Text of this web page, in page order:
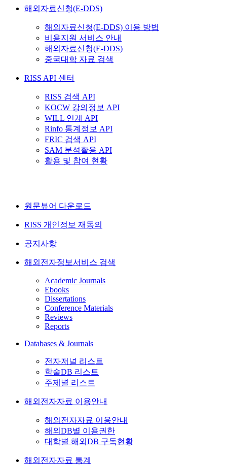
해외자료신청(E-DDS)
해외자료신청(E-DDS) 이용 방법
비용지원 서비스 안내
해외자료신청(E-DDS)
중국대학 자료 검색
RISS API 센터
RISS 검색 API
KOCW 강의정보 API
WILL 연계 API
Rinfo 통계정보 API
FRIC 검색 API
SAM 분석활용 API
활용 및 참여 현황
원문뷰어 다운로드
RISS 개인정보 재동의
공지사항
해외전자정보서비스 검색
Academic Journals
Ebooks
Dissertations
Conference Materials
Reviews
Reports
Databases & Journals
전자저널 리스트
학술DB 리스트
주제별 리스트
해외전자자료 이용안내
해외전자자료 이용안내
해외DB별 이용권한
대학별 해외DB 구독현황
해외전자자료 통계